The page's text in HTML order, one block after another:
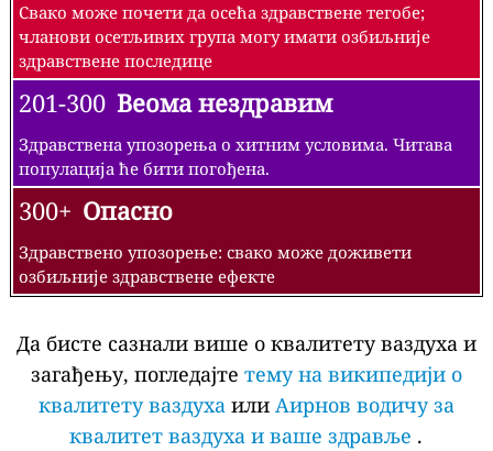
Свако може почети да осећа здравствене тегобе;
чланови осетљивих група могу имати озбиљније
здравствене последице
201-300 Веома нездравим
Здравствена упозорења о хитним условима. Читава
популација ће бити погођена.
300+ Опасно
Здравствено упозорење: свако може доживети
озбиљније здравствене ефекте
Да бисте сазнали више о квалитету ваздуха и
загађењу, погледајте тему на википедији о
квалитету ваздуха или Аирнов водичу за
квалитет ваздуха и ваше здравље .